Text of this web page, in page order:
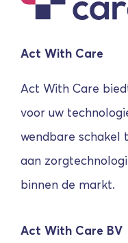
Act With Care
Act With Care
voor uw
wendbare schakel
aan
binnen de markt.
Act With Care BV